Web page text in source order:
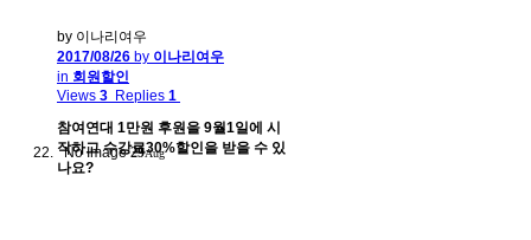
by 이나리여우
2017/08/26 by 이나리여우
in 회원할인
Views 3 Replies 1
참여연대 1만원 후원을 9월1일에 시
작하고 수강료30%할인을 받을 수 있
나요?
No Image 29Aug